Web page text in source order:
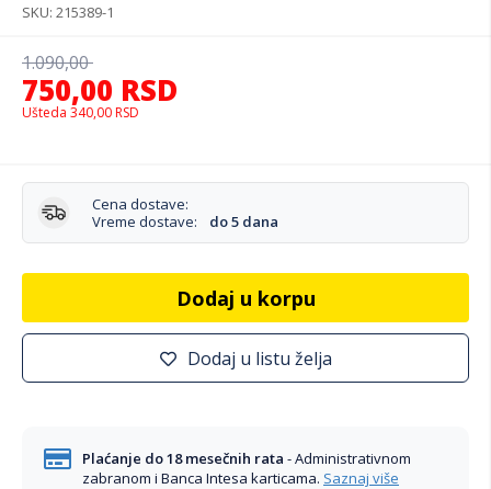
SKU 215389-1
750,00 RSD
1.090,00
Ušteda 340,00 RSD
Cena dostave:
Vreme dostave:
do 5 dana
Dodaj u korpu
Dodaj u listu želja
Plaćanje do 18 mesečnih rata - Administrativnom
zabranom i Banca Intesa karticama. Saznaj više